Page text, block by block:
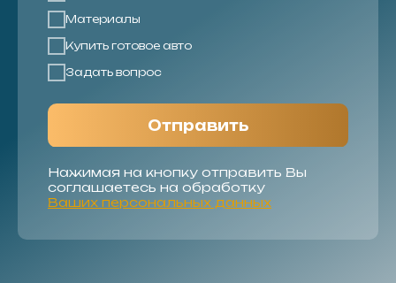
Материалы
Купить готовое авто
Задать вопрос
Отправить
Нажимая на кнопку отправить Вы
соглашаетесь на обработку
Ваших персональных данных